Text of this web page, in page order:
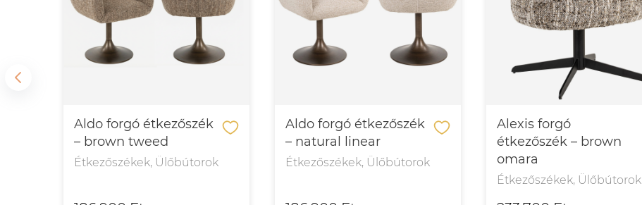
Aldo forgó étkezőszék
– brown tweed
Étkezőszékek, Ülőbútorok
Aldo forgó étkezőszék
– natural linear
Étkezőszékek, Ülőbútorok
Alexis forgó
étkezőszék – brown
omara
Étkezőszékek, Ülőbútorok